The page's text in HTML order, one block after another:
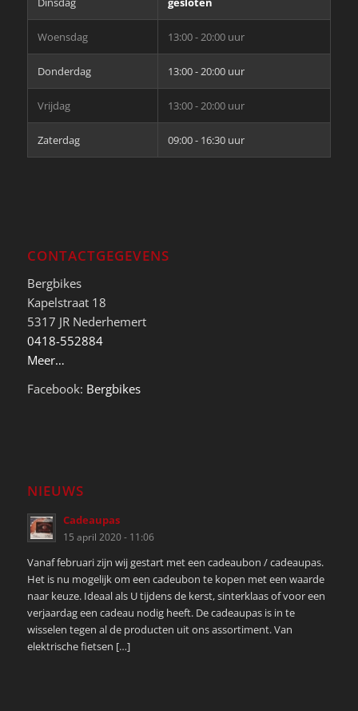
Woensdag 13:00 - 20:00 uur
Donderdag 13:00 - 20:00 uur
Vrijdag 13:00 - 20:00 uur
Zaterdag 09:00 - 16:30 uur
CONTACTGEGEVENS
Bergbikes
Kapelstraat 18
5317 JR Nederhemert
0418-552884
Meer…
Facebook: Bergbikes
NIEUWS
Cadeaupas
15 april 2020 - 11:06
Vanaf februari zijn wij gestart met een cadeaubon / cadeaupas.
Het is nu mogelijk om een cadeubon te kopen met een waarde
naar keuze. Ideaal als U tijdens de kerst, sinterklaas of voor een
verjaardag een cadeau nodig heeft. De cadeaupas is in te
wisselen tegen al de producten uit ons assortiment. Van
elektrische fietsen […]